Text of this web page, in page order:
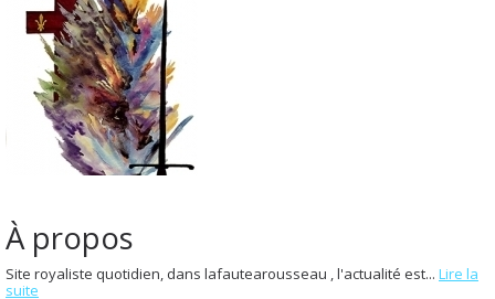
À propos
Site royaliste quotidien, dans lafautearousseau , l'actualité est... Lire la
suite